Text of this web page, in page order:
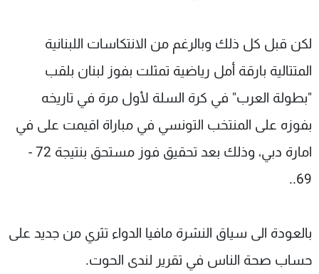
لكن قبل كل ذلك وبالرغم من الانتكاسات اللبنانية
المتتالية بارقة أمل رياضية تمثلت بفوز لبنان بلقب
"بطولة العرب" في كرة السلة لأول مرة في تاريخه
بفوزه على المنتخب التونسي في مباراة اقيمت على في
امارة دبي، وذلك بعد تحقيق فوز مستحق بنتيجة 72 -
69..
بالعودة الى سياق النشرة مافيا الدواء تثري من جديد على
حساب صحة الناس في تقرير لندى الحوت.